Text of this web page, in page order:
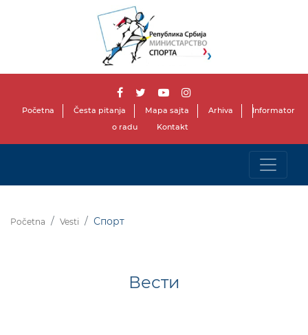
Početna Česta pitanja Mapa sajta Arhiva
Informator
o radu
Kontakt
Početna Vesti Спорт
Вести